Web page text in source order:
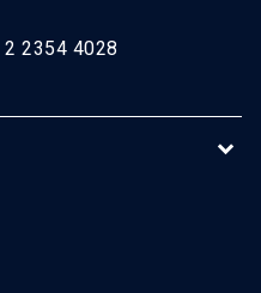
2354 4028